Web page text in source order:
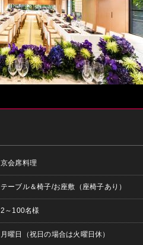
京会席料理
テーブル＆椅子/お座敷（座椅子あり）
2～100名様
月曜日（祝日の場合は火曜日休）